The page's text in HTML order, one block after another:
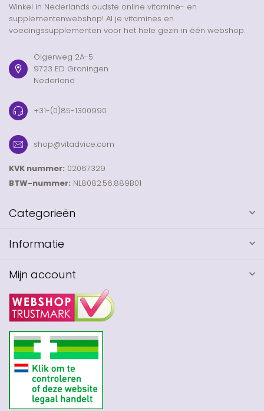
Winkel in Nederlands oudste online vitamine- en
supplementenwebshop! Al je vitamines en
voedingssupplementen voor het hele gezin in één webshop.
Olgerweg 2A-5
9723 ED Groningen
Nederland
+31-(0)85-1300990
shop@vitadvice.com
KVK nummer: 02067329
BTW-nummer: NL8082.56.889B01
Categorieën
Informatie
Mijn account